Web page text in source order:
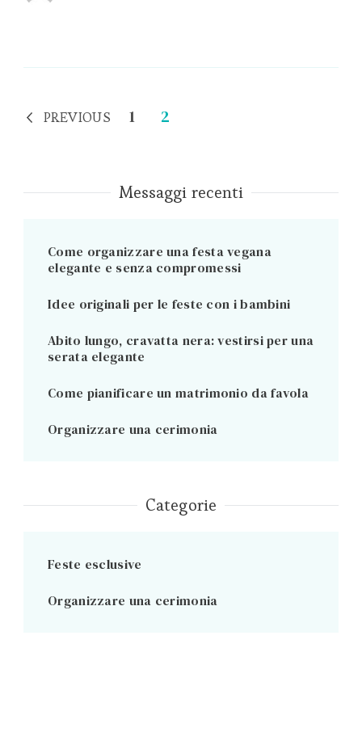
Paginazione
articoli
PREVIOUS Page
1 Page
2
Messaggi recenti
Come organizzare una festa vegana
elegante e senza compromessi
Idee originali per le feste con i bambini
Abito lungo, cravatta nera: vestirsi per una
serata elegante
Come pianificare un matrimonio da favola
Organizzare una cerimonia
Categorie
Feste esclusive
Organizzare una cerimonia